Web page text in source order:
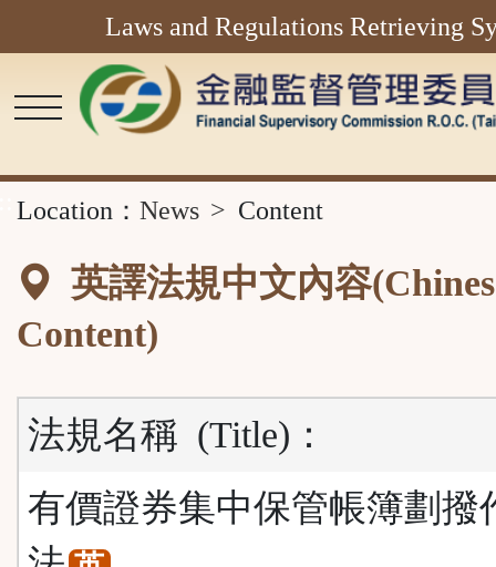
Laws and Regulations Retrieving
Location： News Content
英譯法規中文內容
Content)
法規名稱 (Title) ：
有價證券集中保管帳簿劃撥